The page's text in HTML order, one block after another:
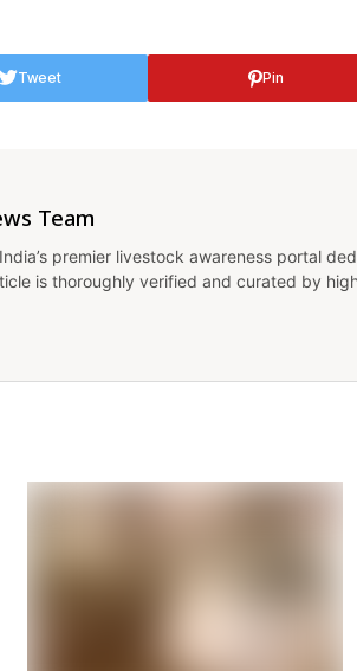
Tweet Pin
Team
premier livestock awareness portal
is thoroughly verified and curated by